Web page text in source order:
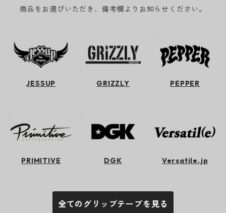
商品をお選びいただき、備考欄よりお知らせください。
JESSUP GRIZZLY PEPPER
PRIMITIVE DGK Versatile.jp
全てのグリップテープを見る